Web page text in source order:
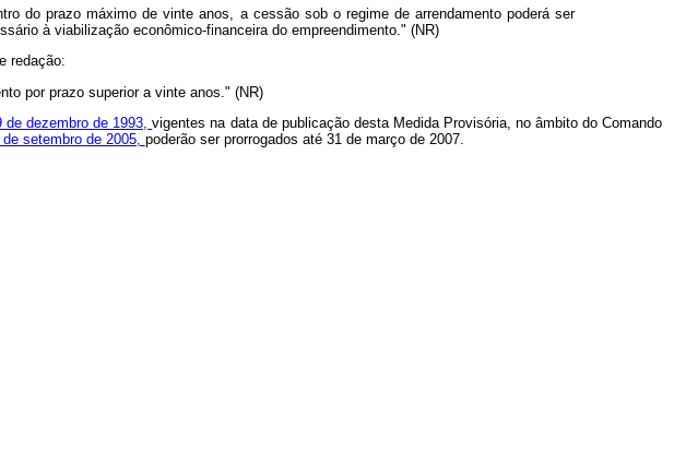
do prazo máximo de vinte anos, a cessão sob o regime de arrendamento poderá ser
à viabilização econômico-financeira do empreendimento." (NR)
redação:
por prazo superior a vinte anos." (NR)
de dezembro de 1993,vigentes na data de publicação desta Medida Provisória, no âmbito do Comando
de setembro de 2005, poderão ser prorrogados até 31 de março de 2007.